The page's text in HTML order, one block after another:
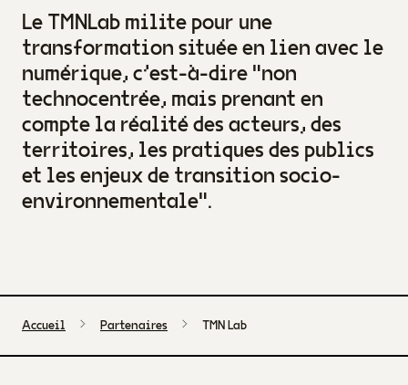
Le TMNLab milite pour une
transformation située en lien avec le
numérique, c'est-à-dire "non
technocentrée, mais prenant en
compte la réalité des acteurs, des
territoires, les pratiques des publics
et les enjeux de transition socio-
environnementale".
Accueil Partenaires TMN Lab